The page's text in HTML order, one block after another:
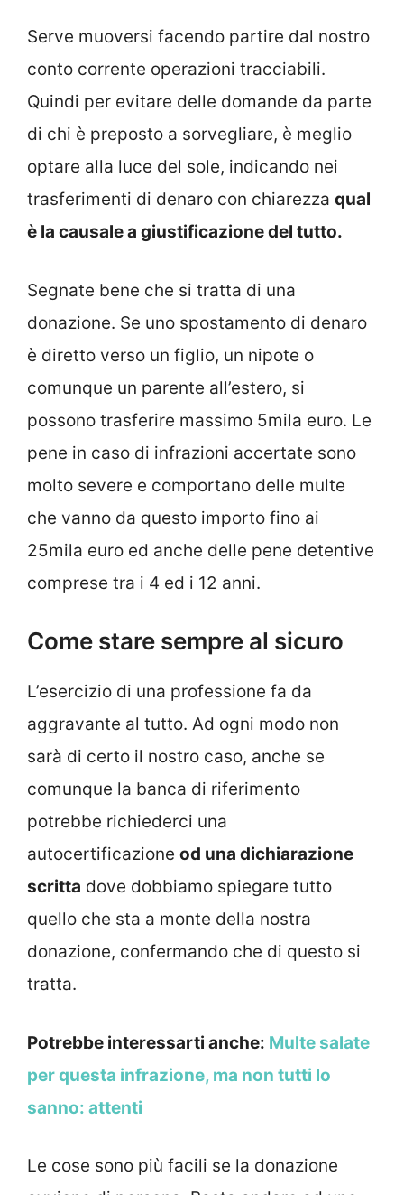
Serve muoversi facendo partire dal nostro
conto corrente operazioni tracciabili.
Quindi per evitare delle domande da parte
di chi è preposto a sorvegliare, è meglio
optare alla luce del sole, indicando nei
trasferimenti di denaro con chiarezza qual
è la causale a giustificazione del tutto.
Segnate bene che si tratta di una
donazione. Se uno spostamento di denaro
è diretto verso un figlio, un nipote o
comunque un parente all’estero, si
possono trasferire massimo 5mila euro. Le
pene in caso di infrazioni accertate sono
molto severe e comportano delle multe
che vanno da questo importo fino ai
25mila euro ed anche delle pene detentive
comprese tra i 4 ed i 12 anni.
Come stare sempre al sicuro
L’esercizio di una professione fa da
aggravante al tutto. Ad ogni modo non
sarà di certo il nostro caso, anche se
comunque la banca di riferimento
potrebbe richiederci una
autocertificazione od una dichiarazione
scritta dove dobbiamo spiegare tutto
quello che sta a monte della nostra
donazione, confermando che di questo si
tratta.
Potrebbe interessarti anche: Multe salate
per questa infrazione, ma non tutti lo
sanno: attenti
Le cose sono più facili se la donazione